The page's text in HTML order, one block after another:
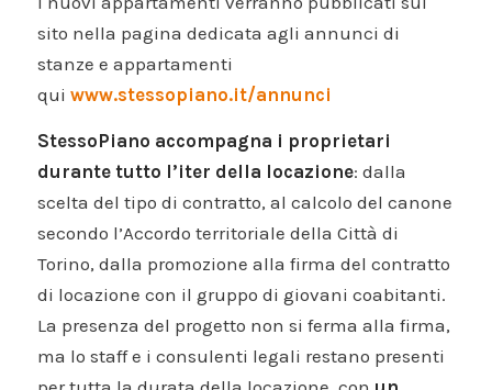
sito nella pagina dedicata agli annunci di
stanze e appartamenti
qui www.stessopiano.it/annunci
StessoPiano accompagna i proprietari
durante tutto l’iter della locazione: dalla
scelta del tipo di contratto, al calcolo del canone
secondo l’Accordo territoriale della Città di
Torino, dalla promozione alla firma del contratto
di locazione con il gruppo di giovani coabitanti.
La presenza del progetto non si ferma alla firma,
ma lo staff e i consulenti legali restano presenti